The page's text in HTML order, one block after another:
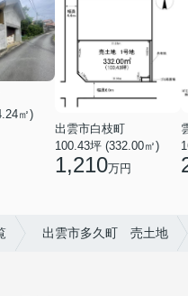
㎡)
出雲市白枝町
100.43坪 (332.00㎡)
1,210万円
出雲市多久町 売土地